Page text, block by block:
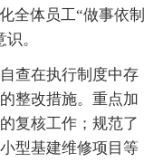
全体员工“做事依制
。
查在执行制度中存
整改措施。重点加
复核工作；规范了
型基建维修项目等